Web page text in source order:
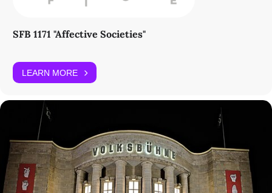
SFB 1171 "Affective Societies"
LEARN MORE